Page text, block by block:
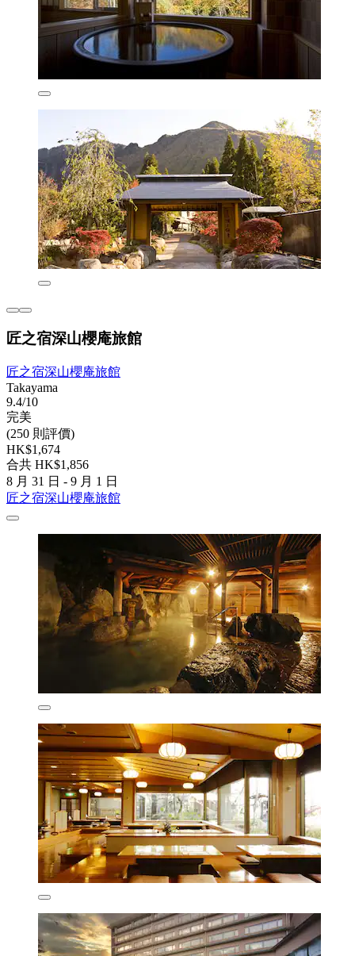
匠之宿深山櫻庵旅館
匠之宿深山櫻庵旅館
Takayama
9.4/10
完美
(250 則評價)
HK$1,674
合共 HK$1,856
8 月 31 日 - 9 月 1 日
匠之宿深山櫻庵旅館